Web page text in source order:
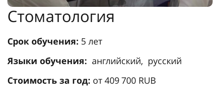
Стоматология
Срок обучения: 5 лет
Языки обучения: английский, русский
Стоимость за год: от 409 700 RUB